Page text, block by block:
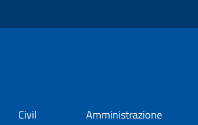
Civil
Amministrazione